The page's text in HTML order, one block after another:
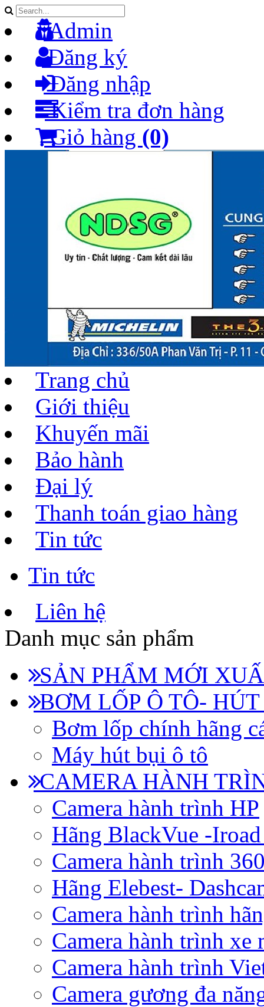
Admin
Đăng ký
Đăng nhập
Kiểm tra đơn hàng
Giỏ hàng (0)
Trang chủ
Giới thiệu
Khuyến mãi
Bảo hành
Đại lý
Thanh toán giao hàng
Tin tức
Tin tức
Liên hệ
Danh mục sản phẩm
SẢN PHẨM MỚI
BƠM LỐP Ô TÔ-
Bơm lốp chính hãng
Máy hút bụi ô tô
CAMERA HÀNH
Camera hành trình HP
Hãng BlackVue -
Camera hành trình
Hãng Elebest-
Camera hành trình
Camera hành trình xe
Camera hành trình
Camera gương đa